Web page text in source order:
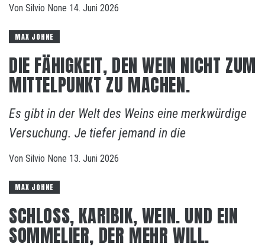
Von Silvio None 14. Juni 2026
MAX JOHNE
DIE FÄHIGKEIT, DEN WEIN NICHT ZUM
MITTELPUNKT ZU MACHEN.
Es gibt in der Welt des Weins eine merkwürdige
Versuchung. Je tiefer jemand in die
Von Silvio None 13. Juni 2026
MAX JOHNE
SCHLOSS, KARIBIK, WEIN. UND EIN
SOMMELIER, DER MEHR WILL.